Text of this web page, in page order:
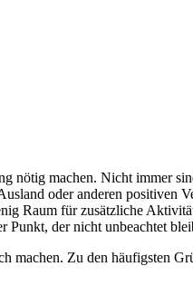
nötig machen. Nicht immer
oder anderen positiven
Raum für zusätzliche
Punkt, der nicht unbeachtet
machen. Zu den häufigsten